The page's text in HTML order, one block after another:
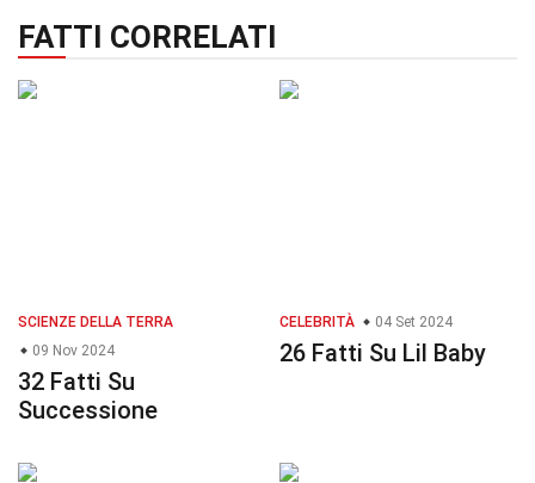
FATTI CORRELATI
SCIENZE DELLA TERRA
09 Nov 2024
32 Fatti Su
Successione
CELEBRITÀ 04 Set 2024
26 Fatti Su Lil Baby